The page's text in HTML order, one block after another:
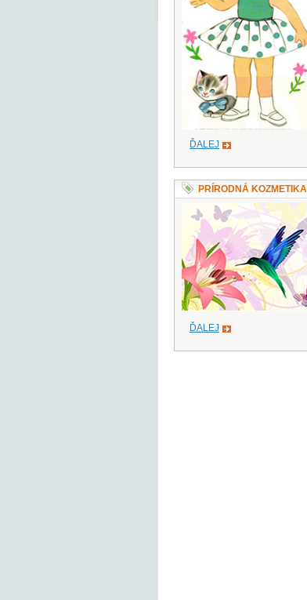
ĎALEJ
PRÍRODNÁ KOZMETIKA
ĎALEJ